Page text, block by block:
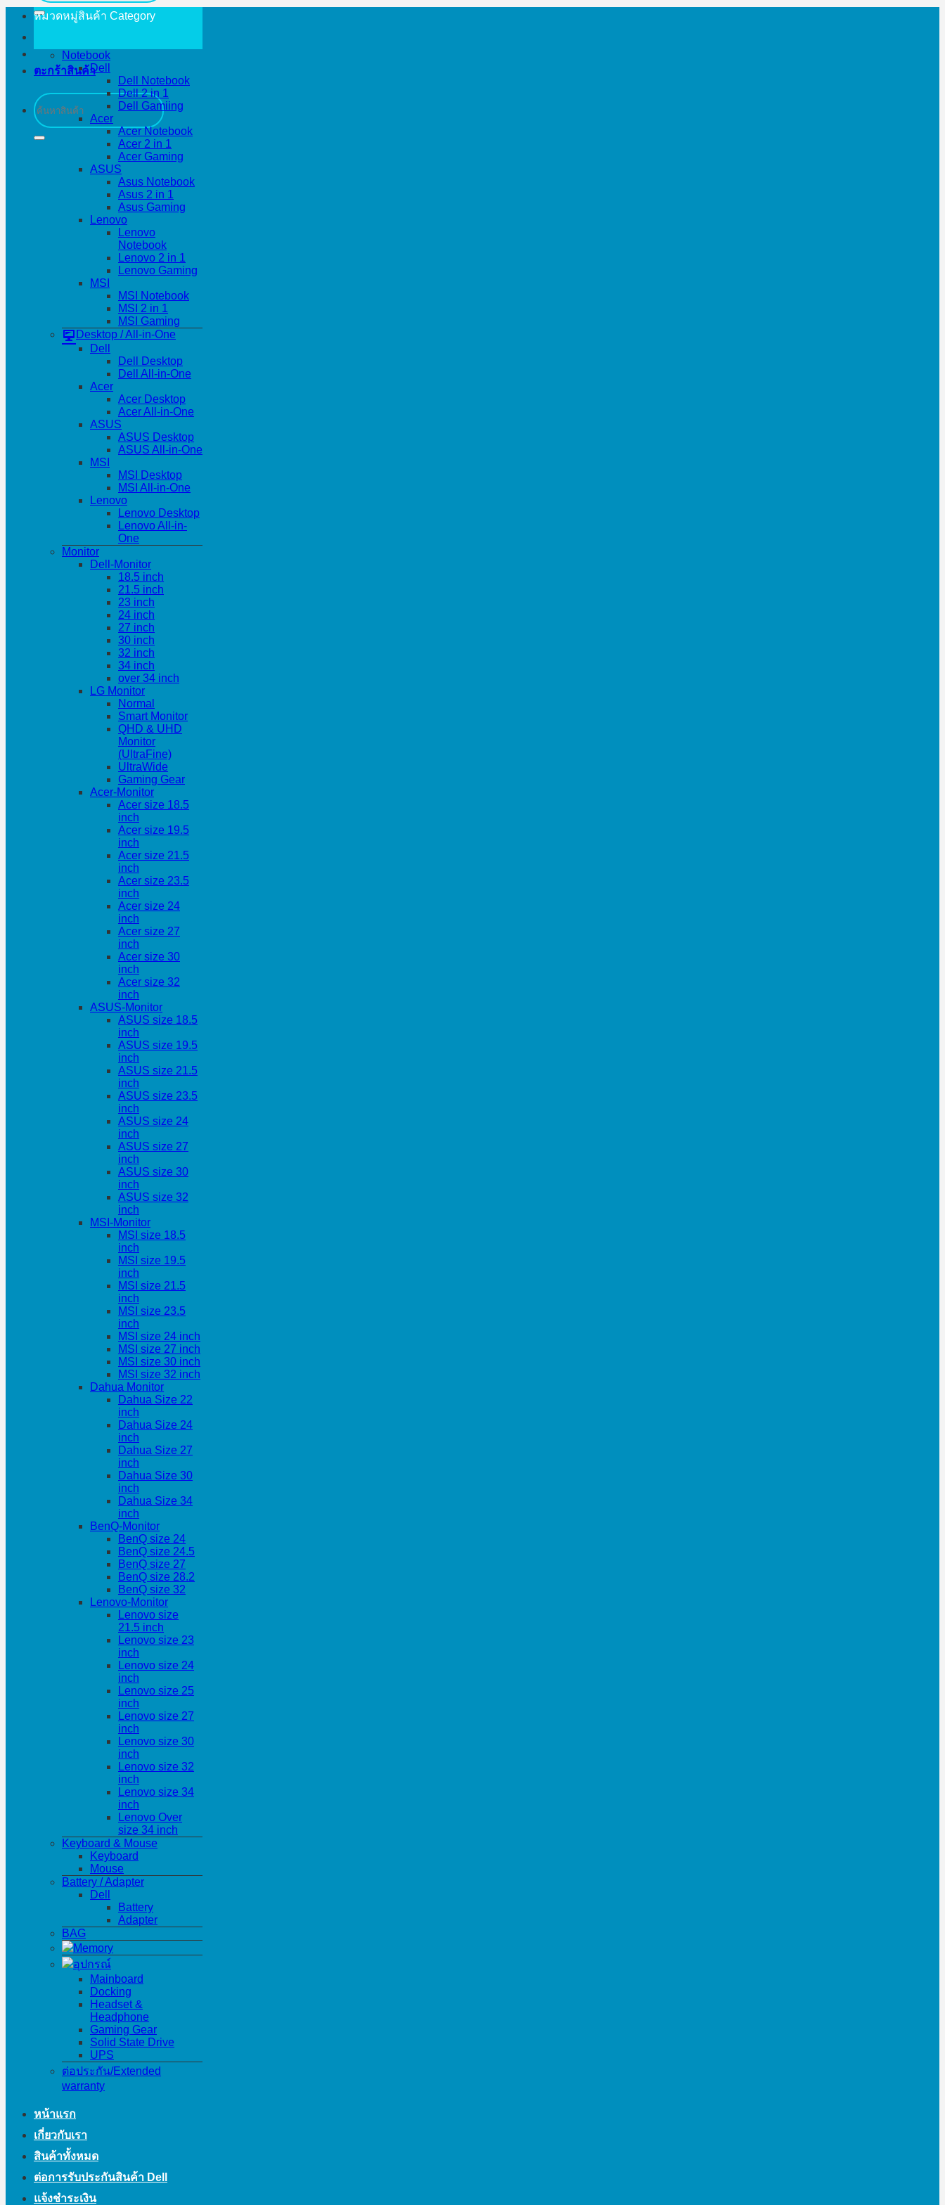
ตะกร้าสินค้า
ค้นหา:
หมวดหมู่สินค้า Category
Notebook
Dell
Dell Notebook
Dell 2 in 1
Dell Gamiing
Acer
Acer Notebook
Acer 2 in 1
Acer Gaming
ASUS
Asus Notebook
Asus 2 in 1
Asus Gaming
Lenovo
Lenovo
Notebook
Lenovo 2 in 1
Lenovo Gaming
MSI
MSI Notebook
MSI 2 in 1
MSI Gaming
Desktop / All-in-One
Dell
Dell Desktop
Dell All-in-One
Acer
Acer Desktop
Acer All-in-One
ASUS
ASUS Desktop
ASUS All-in-One
MSI
MSI Desktop
MSI All-in-One
Lenovo
Lenovo Desktop
Lenovo All-in-
One
Monitor
Dell-Monitor
18.5 inch
21.5 inch
23 inch
24 inch
27 inch
30 inch
32 inch
34 inch
over 34 inch
LG Monitor
Normal
Smart Monitor
QHD & UHD
Monitor
(UltraFine)
UltraWide
Gaming Gear
Acer-Monitor
Acer size 18.5
inch
Acer size 19.5
inch
Acer size 21.5
inch
Acer size 23.5
inch
Acer size 24
inch
Acer size 27
inch
Acer size 30
inch
Acer size 32
inch
ASUS-Monitor
ASUS size 18.5
inch
ASUS size 19.5
inch
ASUS size 21.5
inch
ASUS size 23.5
inch
ASUS size 24
inch
ASUS size 27
inch
ASUS size 30
inch
ASUS size 32
inch
MSI-Monitor
MSI size 18.5
inch
MSI size 19.5
inch
MSI size 21.5
inch
MSI size 23.5
inch
MSI size 24 inch
MSI size 27 inch
MSI size 30 inch
MSI size 32 inch
Dahua Monitor
Dahua Size 22
inch
Dahua Size 24
inch
Dahua Size 27
inch
Dahua Size 30
inch
Dahua Size 34
inch
BenQ-Monitor
BenQ size 24
BenQ size 24.5
BenQ size 27
BenQ size 28.2
BenQ size 32
Lenovo-Monitor
Lenovo size
21.5 inch
Lenovo size 23
inch
Lenovo size 24
inch
Lenovo size 25
inch
Lenovo size 27
inch
Lenovo size 30
inch
Lenovo size 32
inch
Lenovo size 34
inch
Lenovo Over
size 34 inch
Keyboard & Mouse
Keyboard
Mouse
Battery / Adapter
Dell
Battery
Adapter
BAG
Memory
อุปกรณ์
Mainboard
Docking
Headset &
Headphone
Gaming Gear
Solid State Drive
UPS
ต่อประกัน/Extended
warranty
หน้าแรก
เกี่ยวกับเรา
สินค้าทั้งหมด
ต่อการรับประกันสินค้า Dell
แจ้งชำระเงิน